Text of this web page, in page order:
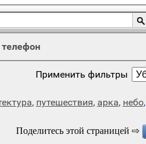
Применить фильтры
, путешествия, арка, небо,